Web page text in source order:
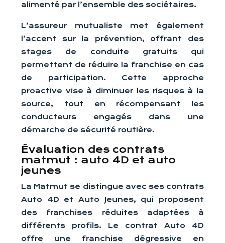
alimenté par l’ensemble des sociétaires.
L’assureur mutualiste met également
l’accent sur la prévention, offrant des
stages de conduite gratuits qui
permettent de réduire la franchise en cas
de participation. Cette approche
proactive vise à diminuer les risques à la
source, tout en récompensant les
conducteurs engagés dans une
démarche de sécurité routière.
Évaluation des contrats
matmut : auto 4D et auto
jeunes
La Matmut se distingue avec ses contrats
Auto 4D et Auto Jeunes, qui proposent
des franchises réduites adaptées à
différents profils. Le contrat Auto 4D
offre une franchise dégressive en